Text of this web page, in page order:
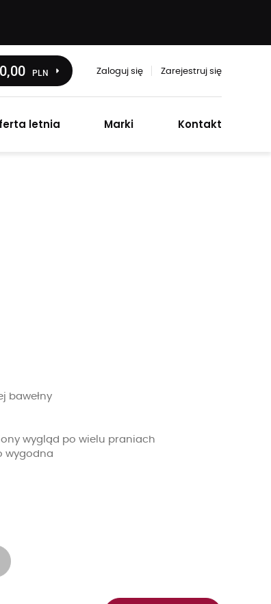
0,00 PLN Zaloguj się Zarejestruj się
letnia Marki Kontakt
bawełny
wygląd po wielu praniach
wygodna